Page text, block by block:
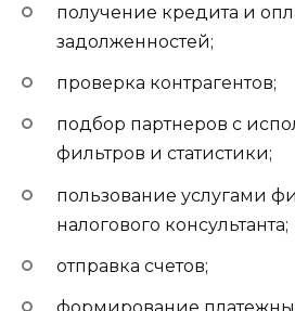
получение кредита и
задолженностей;
проверка контрагентов;
подбор партнеров с
фильтров и статистики;
пользование услугами
налогового консультанта;
отправка счетов;